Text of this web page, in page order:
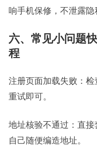
响手机保修，不泄露隐
六、常见小问题
程
注册页面加载失败：
重试即可。
地址核验不通过：直
自己随便编造地址。